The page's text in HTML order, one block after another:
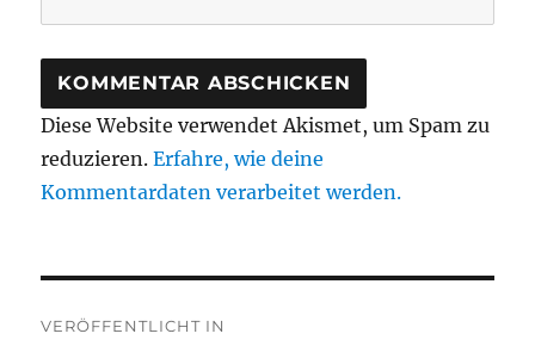
Diese Website verwendet Akismet, um Spam zu
reduzieren.Erfahre, wie deine
Kommentardaten verarbeitet werden.
VERÖFFENTLICHT IN